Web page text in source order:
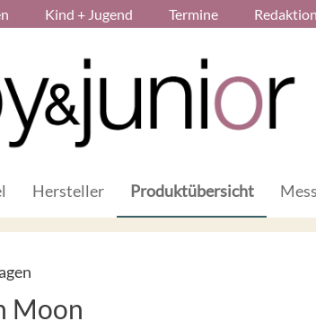
Kind + Jugend Termine Redaktion
Hersteller Produktübersicht
Moon